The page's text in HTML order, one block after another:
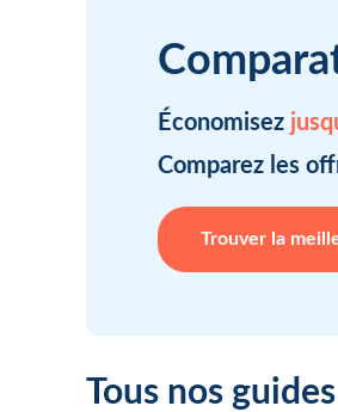
Économisez
Comparez les
Trouver la
Tous nos